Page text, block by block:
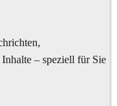
– speziell für Sie